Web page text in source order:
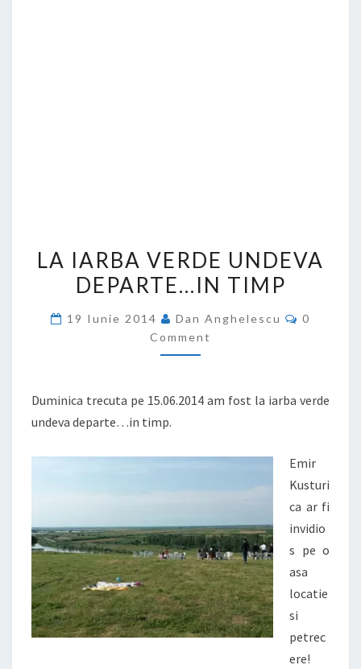
IARBA
VERDE
DEPARTE…
IN
LA IARBA VERDE UNDEVA
DEPARTE…IN TIMP
19 Iunie 2014 Dan Anghelescu
0
Comment
Duminica trecuta pe 15.06.2014 am fost la iarba verde
undeva departe…in timp.
Emir
Kusturi
ca ar fi
invidio
s pe o
asa
locatie
si
petrec
ere!